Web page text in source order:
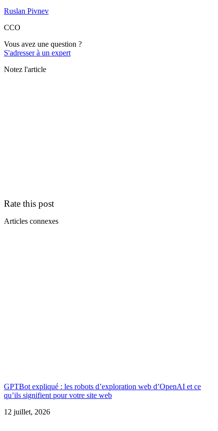
Ruslan Pivnev
CCO
Vous avez une question ?
S'adresser à un expert
Notez l'article
Rate this post
Articles connexes
GPTBot expliqué : les robots d’exploration web d’OpenAI et ce
qu’ils signifient pour votre site web
12 juillet, 2026